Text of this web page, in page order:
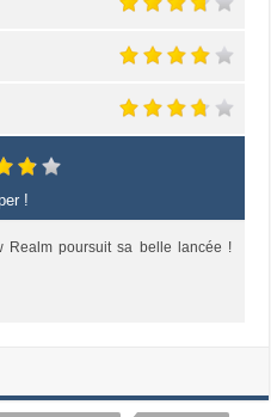
!
Realm poursuit sa belle lancée !